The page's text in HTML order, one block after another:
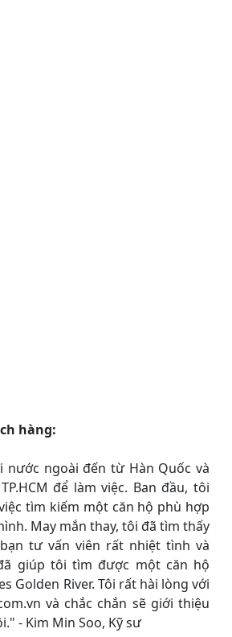
hàng:
nước ngoài đến từ Hàn Quốc và
để làm việc. Ban đầu, tôi
tìm kiếm một căn hộ phù hợp
May mắn thay, tôi đã tìm thấy
bạn tư vấn viên rất nhiệt tình và
giúp tôi tìm được một căn hộ
Golden River. Tôi rất hài lòng với
và chắc chắn sẽ giới thiệu
- Kim Min Soo, Kỹ sư